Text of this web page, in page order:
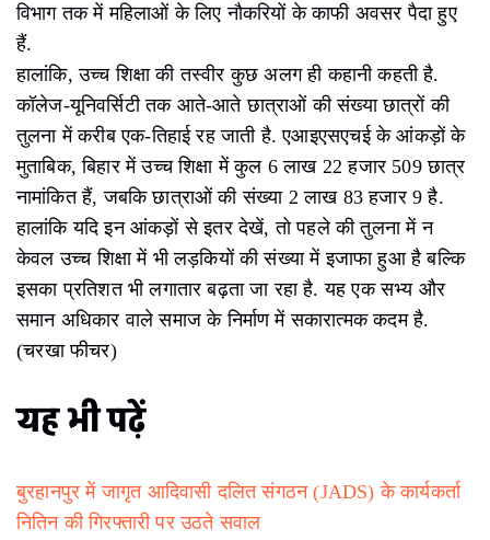
विभाग तक में महिलाओं के लिए नौकरियों के काफी अवसर पैदा हुए
हैं.
हालांकि, उच्च शिक्षा की तस्वीर कुछ अलग ही कहानी कहती है.
कॉलेज-यूनिवर्सिटी तक आते-आते छात्राओं की संख्या छात्रों की
तुलना में करीब एक-तिहाई रह जाती है. एआइएसएचई के आंकड़ों के
मुताबिक, बिहार में उच्च शिक्षा में कुल 6 लाख 22 हजार 509 छात्र
नामांकित हैं, जबकि छात्राओं की संख्या 2 लाख 83 हजार 9 है.
हालांकि यदि इन आंकड़ों से इतर देखें, तो पहले की तुलना में न
केवल उच्च शिक्षा में भी लड़कियों की संख्या में इजाफा हुआ है बल्कि
इसका प्रतिशत भी लगातार बढ़ता जा रहा है. यह एक सभ्य और
समान अधिकार वाले समाज के निर्माण में सकारात्मक कदम है.
(चरखा फीचर)
यह भी पढ़ें
बुरहानपुर में जागृत आदिवासी दलित संगठन (JADS) के कार्यकर्ता
नितिन की गिरफ्तारी पर उठते सवाल